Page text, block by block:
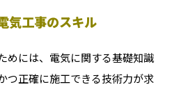
気工事のスキル
めには、電気に関する基礎知識
つ正確に施工できる技術力が求